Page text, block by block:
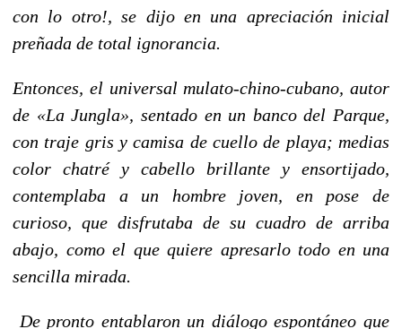
con lo otro!, se dijo en una apreciación inicial
preñada de total ignorancia.
Entonces, el universal mulato-chino-cubano, autor
de «La Jungla», sentado en un banco del Parque,
con traje gris y camisa de cuello de playa; medias
color chatré y cabello brillante y ensortijado,
contemplaba a un hombre joven, en pose de
curioso, que disfrutaba de su cuadro de arriba
abajo, como el que quiere apresarlo todo en una
sencilla mirada.
De pronto entablaron un diálogo espontáneo que